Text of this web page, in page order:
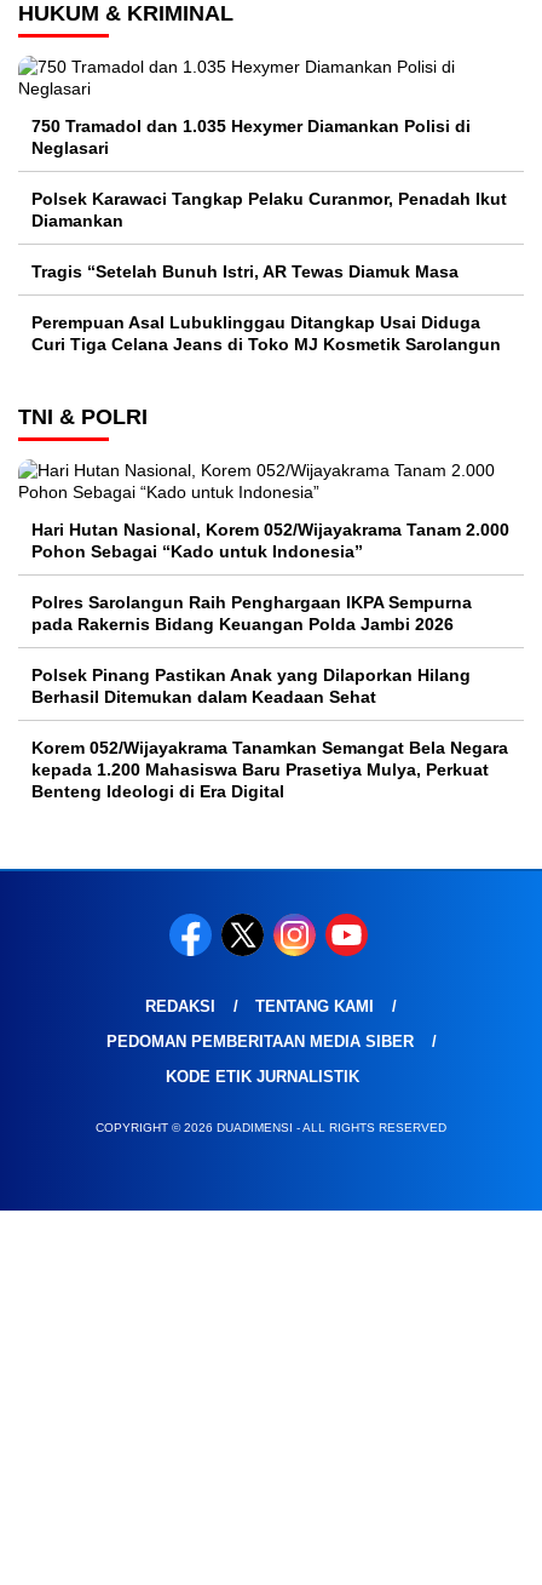
HUKUM & KRIMINAL
750 Tramadol dan 1.035 Hexymer Diamankan Polisi di
Neglasari
Polsek Karawaci Tangkap Pelaku Curanmor, Penadah Ikut
Diamankan
Tragis “Setelah Bunuh Istri, AR Tewas Diamuk Masa
Perempuan Asal Lubuklinggau Ditangkap Usai Diduga
Curi Tiga Celana Jeans di Toko MJ Kosmetik Sarolangun
TNI & POLRI
Hari Hutan Nasional, Korem 052/Wijayakrama Tanam 2.000
Pohon Sebagai “Kado untuk Indonesia”
Polres Sarolangun Raih Penghargaan IKPA Sempurna
pada Rakernis Bidang Keuangan Polda Jambi 2026
Polsek Pinang Pastikan Anak yang Dilaporkan Hilang
Berhasil Ditemukan dalam Keadaan Sehat
Korem 052/Wijayakrama Tanamkan Semangat Bela Negara
kepada 1.200 Mahasiswa Baru Prasetiya Mulya, Perkuat
Benteng Ideologi di Era Digital
REDAKSI
TENTANG KAMI
PEDOMAN PEMBERITAAN MEDIA SIBER
KODE ETIK JURNALISTIK
COPYRIGHT © 2026 DUADIMENSI - ALL RIGHTS RESERVED